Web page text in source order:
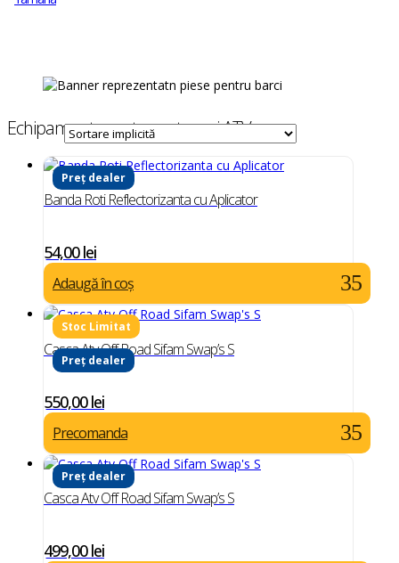
Echipamente moto, scutere si ATV
Preț dealer
Banda Roti Reflectorizanta cu Aplicator
54,00lei
Adaugă în coș
Preț dealer
Casca Atv Off Road Sifam Swap’s S
550,00lei
Precomanda
Preț dealer
Casca Atv Off Road Sifam Swap’s S
499,00lei